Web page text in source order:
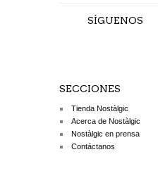
SÍGUENOS
SECCIONES
Tienda Nostàlgic
Acerca de Nostàlgic
Nostàlgic en prensa
Contáctanos